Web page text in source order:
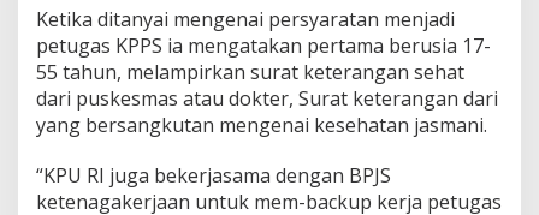
C
a
f
e
C
a
m
e
Ketika ditanyai mengenai persyaratan menjadi
petugas KPPS ia mengatakan pertama berusia 17-
55 tahun, melampirkan surat keterangan sehat
dari puskesmas atau dokter, Surat keterangan dari
yang bersangkutan mengenai kesehatan jasmani.
“KPU RI juga bekerjasama dengan BPJS
ketenagakerjaan untuk mem-backup kerja petugas